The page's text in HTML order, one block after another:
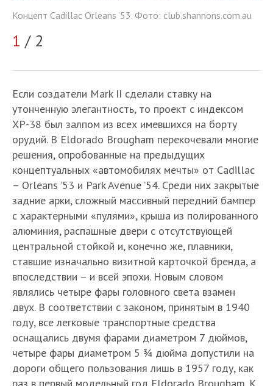
Концепт Cadillac Orleans ’53. Фото: club.shannons.com.au
1 / 2
Если создатели Mark II сделали ставку на
утонченную элегантность, то проект с индексом
XP-38 был залпом из всех имевшихся на борту
орудий. В Eldorado Brougham перекочевали многие
решения, опробованные на предыдущих
концептуальных «автомобилях мечты» от Cadillac
– Orleans ’53 и Park Avenue ’54. Среди них закрытые
задние арки, сложный массивный передний бампер
с характерными «пулями», крыша из полированного
алюминия, распашные двери с отсутствующей
центральной стойкой и, конечно же, плавники,
ставшие изначально визитной карточкой бренда, а
впоследствии – и всей эпохи. Новым словом
являлись четыре фары головного света взамен
двух. В соответствии с законом, принятым в 1940
году, все легковые транспортные средства
оснащались двумя фарами диаметром 7 дюймов,
четыре фары диаметром 5 ¾ дюйма допустили на
дороги общего пользования лишь в 1957 году, как